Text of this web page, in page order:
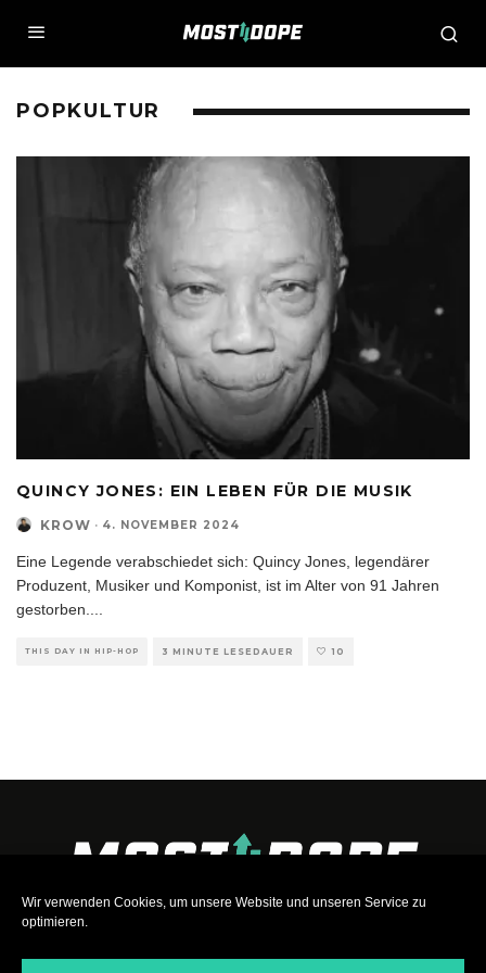
Wir verwenden Cookies, um unsere Website und unseren Service zu
optimieren.
POPKULTUR
QUINCY JONES: EIN LEBEN FÜR DIE MUSIK
KROW · 4. NOVEMBER 2024
Eine Legende verabschiedet sich: Quincy Jones, legendärer
Produzent, Musiker und Komponist, ist im Alter von 91 Jahren
gestorben.
THIS DAY IN HIP-HOP 3 MINUTE LESEDAUER 10